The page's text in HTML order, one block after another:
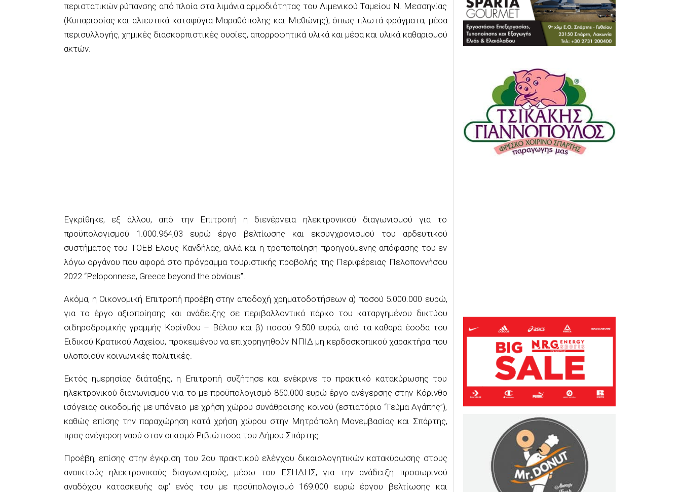
περιστατικών ρύπανσης από πλοία στα λιμάνια αρμοδιότητας του Λιμενικού Ταμείου Ν. Μεσσηνίας
(Κυπαρισσίας και αλιευτικά καταφύγια Μαραθόπολης και Μεθώνης), όπως πλωτά φράγματα, μέσα
περισυλλογής, χημικές διασκορπιστικές ουσίες, απορροφητικά υλικά και μέσα και υλικά καθαρισμού
ακτών.
Εγκρίθηκε, εξ άλλου, από την Επιτροπή η διενέργεια ηλεκτρονικού διαγωνισμού για το
προϋπολογισμού 1.000.964,03 ευρώ έργο βελτίωσης και εκσυγχρονισμού του αρδευτικού
συστήματος του ΤΟΕΒ Ελους Κανδήλας, αλλά και η τροποποίηση προηγούμενης απόφασης του εν
λόγω οργάνου που αφορά στο πρόγραμμα τουριστικής προβολής της Περιφέρειας Πελοποννήσου
2022 “Peloponnese, Greece beyond the obvious”.
Ακόμα, η Οικονομική Επιτροπή προέβη στην αποδοχή χρηματοδοτήσεων α) ποσού 5.000.000 ευρώ,
για το έργο αξιοποίησης και ανάδειξης σε περιβαλλοντικό πάρκο του καταργημένου δικτύου
σιδηροδρομικής γραμμής Κορίνθου – Βέλου και β) ποσού 9.500 ευρώ, από τα καθαρά έσοδα του
Ειδικού Κρατικού Λαχείου, προκειμένου να επιχορηγηθούν ΝΠΙΔ μη κερδοσκοπικού χαρακτήρα που
υλοποιούν κοινωνικές πολιτικές.
Εκτός ημερησίας διάταξης, η Επιτροπή συζήτησε και ενέκρινε το πρακτικό κατακύρωσης του
ηλεκτρονικού διαγωνισμού για το με προϋπολογισμό 850.000 ευρώ έργο ανέγερσης στην Κόρινθο
ισόγειας οικοδομής με υπόγειο με χρήση χώρου συνάθροισης κοινού (εστιατόριο “Γεύμα Αγάπης”),
καθώς επίσης την παραχώρηση κατά χρήση χώρου στην Μητρόπολη Μονεμβασίας και Σπάρτης,
προς ανέγερση ναού στον οικισμό Ριβιώτισσα του Δήμου Σπάρτης.
Προέβη, επίσης στην έγκριση του 2ου πρακτικού ελέγχου δικαιολογητικών κατακύρωσης στους
ανοικτούς ηλεκτρονικούς διαγωνισμούς, μέσω του ΕΣΗΔΗΣ, για την ανάδειξη προσωρινού
αναδόχου κατασκευής αφ’ ενός του με προϋπολογισμό 169.000 ευρώ έργου βελτίωσης και